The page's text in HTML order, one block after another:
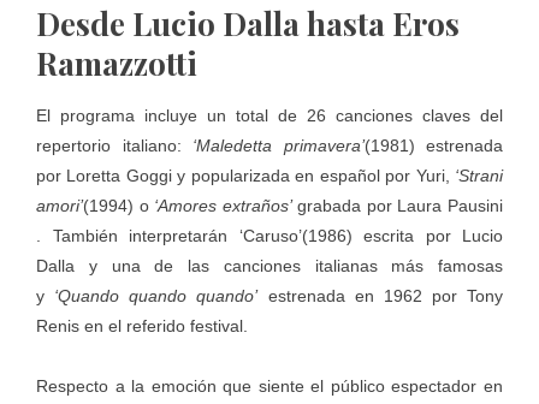
Desde Lucio Dalla hasta Eros
Ramazzotti
El programa incluye un total de 26 canciones claves del
repertorio italiano: ‘Maledetta primavera’(1981) estrenada
por Loretta Goggi y popularizada en español por Yuri, ‘Strani
amori’(1994) o ‘Amores extraños’grabada por Laura Pausini
. También interpretarán ‘Caruso’(1986) escrita por Lucio
Dalla y una de las canciones italianas más famosas
y ‘Quando quando quando’estrenada en 1962 por Tony
Renis en el referido festival.
Respecto a la emoción que siente el público espectador en